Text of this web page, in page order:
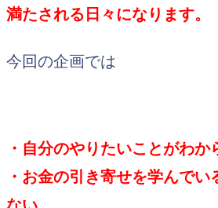
満たされる日々になります。
今回の企画では
・自分のやりたいことがわか
・お金の引き寄せを学んで